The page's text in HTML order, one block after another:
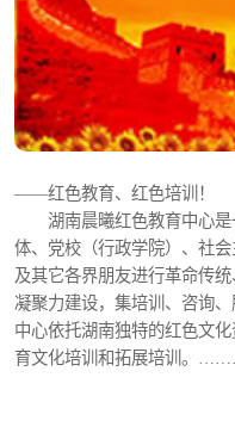
——红色教育、红色培训！
湖南晨曦红色教育中心是
体、党校（行政学院）、社
及其它各界朋友进行革命传
凝聚力建设，集培训、咨询
中心依托湖南独特的红色文
育文化培训和拓展培训。